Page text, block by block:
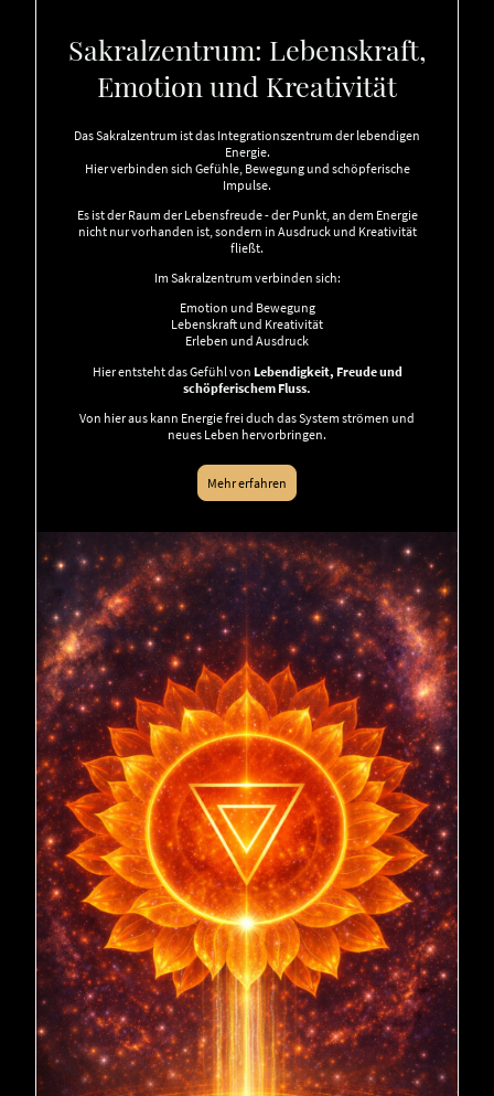
Sakralzentrum: Lebenskraft,
Emotion und Kreativität
Das Sakralzentrum ist das Integrationszentrum der lebendigen
Energie.
Hier verbinden sich Gefühle, Bewegung und schöpferische
Impulse.
Es ist der Raum der Lebensfreude - der Punkt, an dem Energie
nicht nur vorhanden ist, sondern in Ausdruck und Kreativität
fließt.
Im Sakralzentrum verbinden sich:
Emotion und Bewegung
Lebenskraft und Kreativität
Erleben und Ausdruck
Hier entsteht das Gefühl von Lebendigkeit, Freude und
schöpferischem Fluss.
Von hier aus kann Energie frei duch das System strömen und
neues Leben hervorbringen.
Mehr erfahren